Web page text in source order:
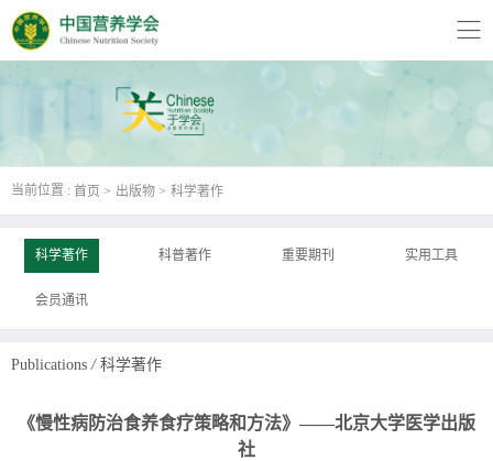
当前位置 : 首页 出版物 科学著作
科学著作 科普著作 重要期刊 实用工具
会员通讯
Publications / 科学著作
《慢性病防治食养食疗策略和方法》——北京大学医学出版
社